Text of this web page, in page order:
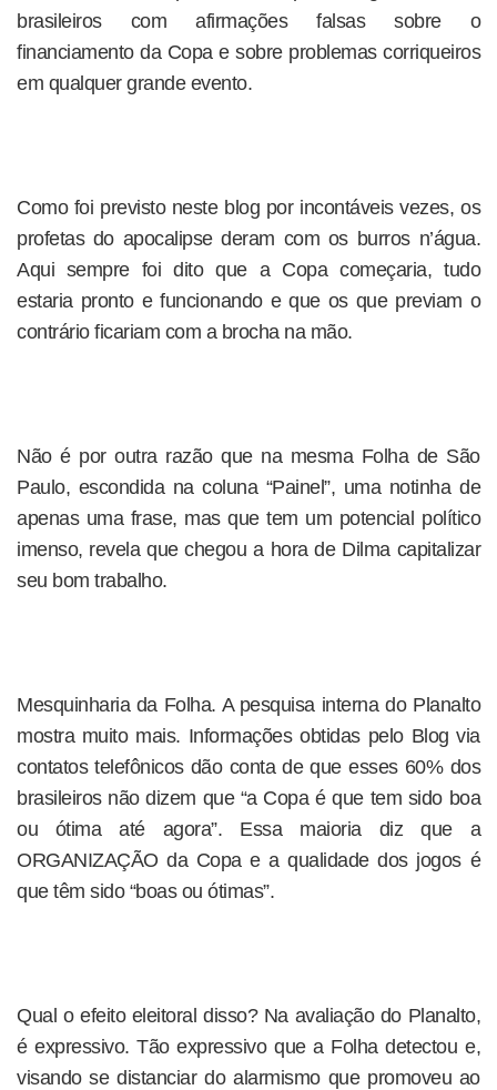
brasileiros com afirmações falsas sobre o
financiamento da Copa e sobre problemas corriqueiros
em qualquer grande evento.
Como foi previsto neste blog por incontáveis vezes, os
profetas do apocalipse deram com os burros n’água.
Aqui sempre foi dito que a Copa começaria, tudo
estaria pronto e funcionando e que os que previam o
contrário ficariam com a brocha na mão.
Não é por outra razão que na mesma Folha de São
Paulo, escondida na coluna “Painel”, uma notinha de
apenas uma frase, mas que tem um potencial político
imenso, revela que chegou a hora de Dilma capitalizar
seu bom trabalho.
Mesquinharia da Folha. A pesquisa interna do Planalto
mostra muito mais. Informações obtidas pelo Blog via
contatos telefônicos dão conta de que esses 60% dos
brasileiros não dizem que “a Copa é que tem sido boa
ou ótima até agora”. Essa maioria diz que a
ORGANIZAÇÃO da Copa e a qualidade dos jogos é
que têm sido “boas ou ótimas”.
Qual o efeito eleitoral disso? Na avaliação do Planalto,
é expressivo. Tão expressivo que a Folha detectou e,
visando se distanciar do alarmismo que promoveu ao